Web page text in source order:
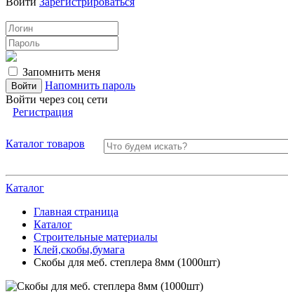
Запомнить меня
Напомнить пароль
Войти через соц сети
Регистрация
Каталог товаров
Каталог
Главная страница
Каталог
Строительные материалы
Клей,скобы,бумага
Скобы для меб. степлера 8мм (1000шт)